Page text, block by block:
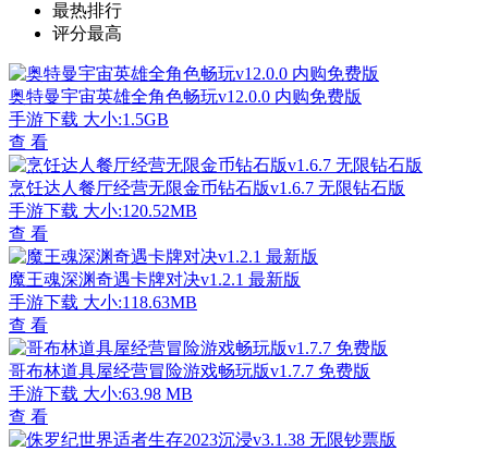
最热排行
评分最高
奥特曼宇宙英雄全角色畅玩v12.0.0 内购免费版
手游下载 大小:1.5GB
查 看
烹饪达人餐厅经营无限金币钻石版v1.6.7 无限钻石版
手游下载 大小:120.52MB
查 看
魔王魂深渊奇遇卡牌对决v1.2.1 最新版
手游下载 大小:118.63MB
查 看
哥布林道具屋经营冒险游戏畅玩版v1.7.7 免费版
手游下载 大小:63.98 MB
查 看